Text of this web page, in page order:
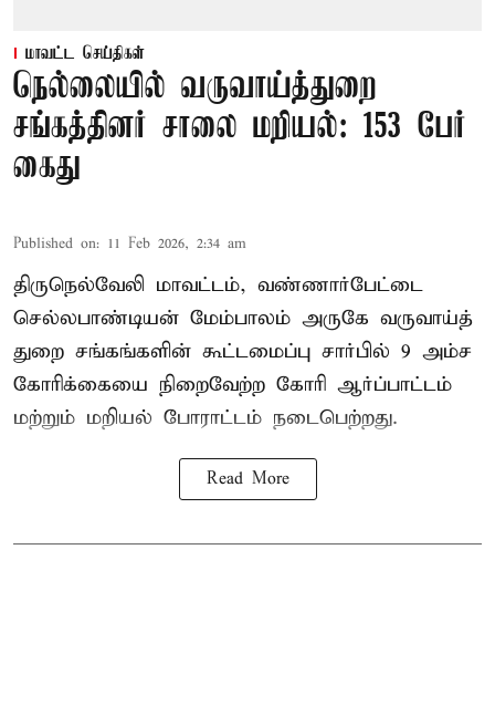
மாவட்ட செய்திகள்
நெல்லையில் வருவாய்த்துறை
சங்கத்தினர் சாலை மறியல்: 153 பேர்
கைது
Published on: 11 Feb 2026, 2:34 am
திருநெல்வேலி மாவட்டம், வண்ணார்பேட்டை
செல்லபாண்டியன் மேம்பாலம் அருகே வருவாய்த்
துறை சங்கங்களின் கூட்டமைப்பு சார்பில் 9 அம்ச
கோரிக்கையை நிறைவேற்ற கோரி ஆர்ப்பாட்டம்
மற்றும் மறியல் போராட்டம் நடைபெற்றது.
Read More